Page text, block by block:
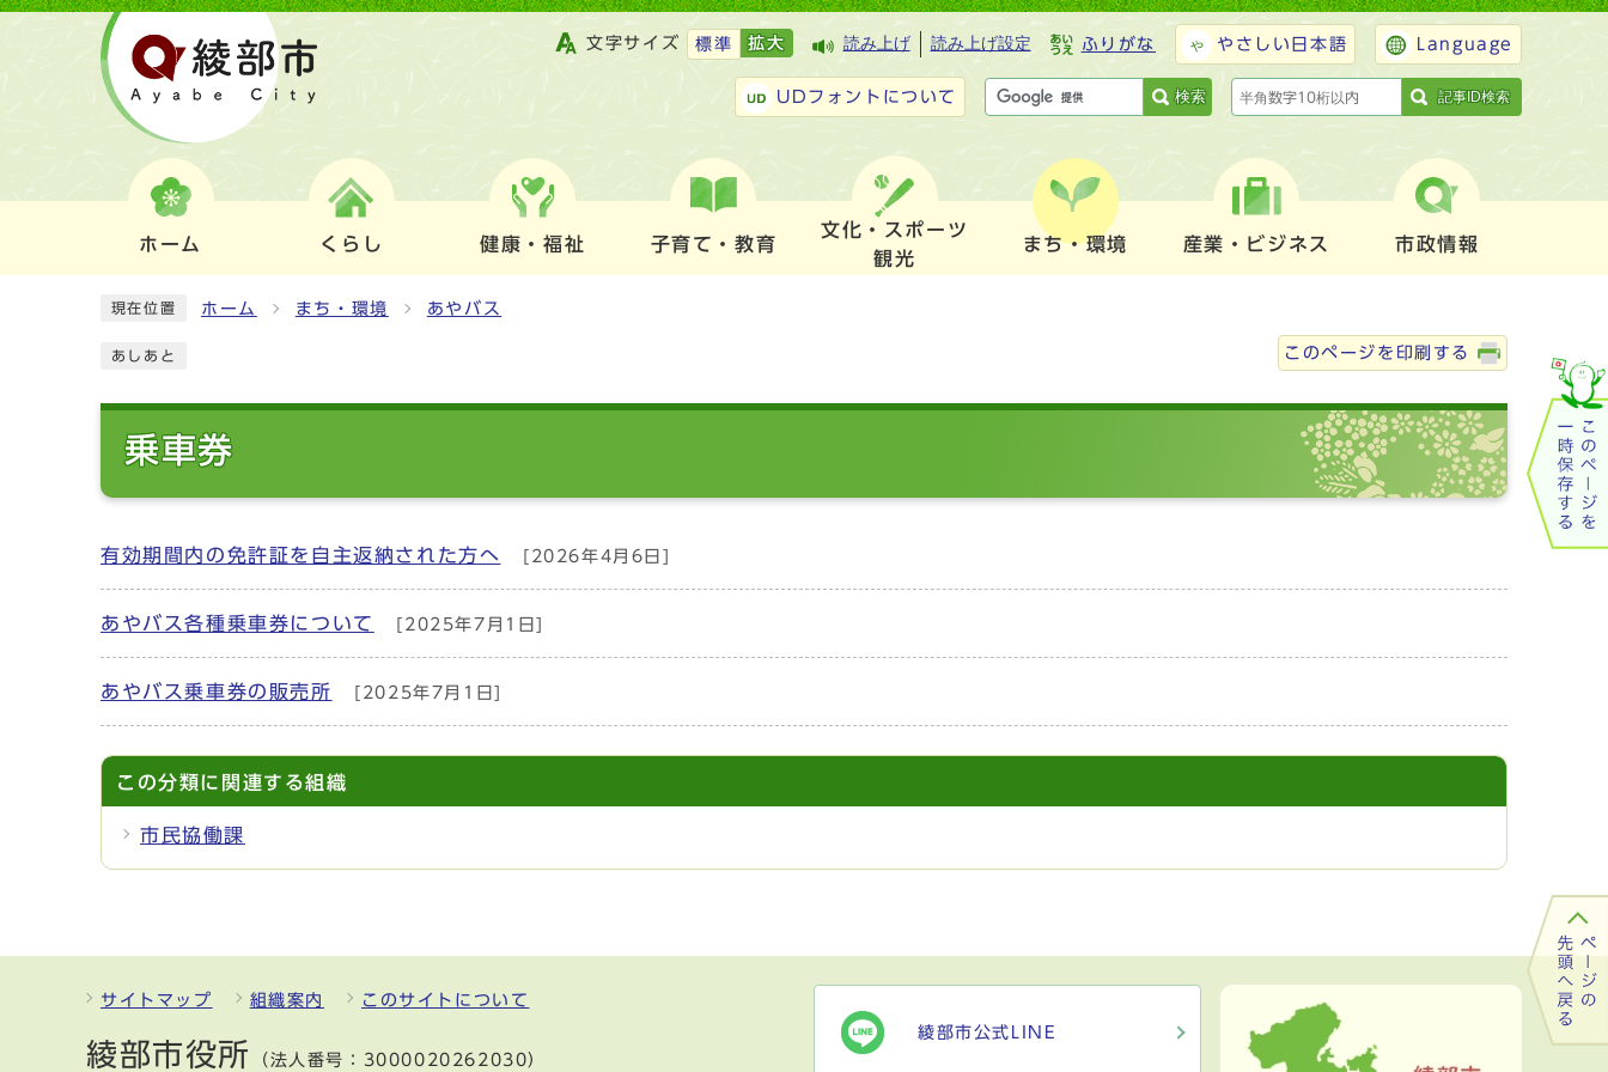
文字サイズ 標準 拡大 読み上げ 読み上げ設定 ふりがな やさしい日本語 Language
UDフォントについて 検索 記事ID検索
ホーム くらし 健康・福祉 子育て・教育
文化・スポーツ
観光
まち・環境 産業・ビジネス 市政情報
現在位置 ホーム まち・環境 あやバス
あしあと このページを印刷する
乗車券
有効期間内の免許証を自主返納された方へ [2026年4月6日]
あやバス各種乗車券について [2025年7月1日]
あやバス乗車券の販売所 [2025年7月1日]
この分類に関連する組織
市民協働課
サイトマップ 組織案内 このサイトについて
綾部市役所 （法人番号：3000020262030）
綾部市公式LINE